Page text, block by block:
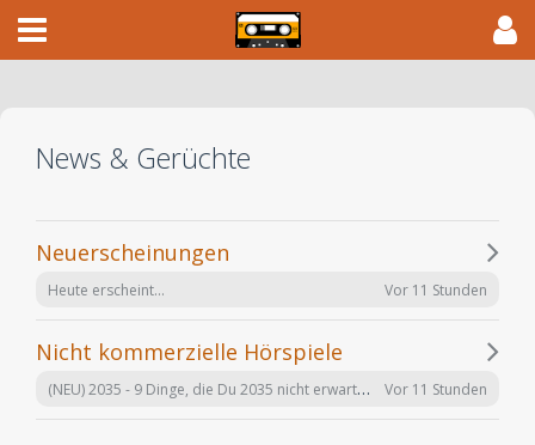
News & Gerüchte
Neuerscheinungen
Heute erscheint... Vor 11 Stunden
Nicht kommerzielle Hörspiele
(NEU) 2035 - 9 Dinge, die Du 2035 nicht erwartet hättest - #6 wird Dich umhauen (Arne Salasse, Léon Haase) hr 2022 Vor 11 Stunden